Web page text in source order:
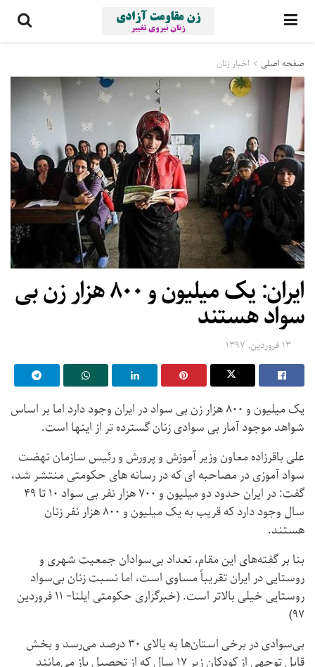
صفحه اصلی اخبار زنان
ایران: یک میلیون و ۸۰۰ هزار زن بی
سواد هستند
۱۳ فروردین, ۱۳۹۷
یک میلیون و ۸۰۰ هزار زن بی سواد در ایران وجود دارد اما بر اساس
شواهد موجود آمار بی سوادی زنان گسترده تر از اینها است.
علی باقرزاده معاون وزیر آموزش و پرورش و رئیس سازمان نهضت
سواد آموزی در مصاحبه ای که در رسانه های حکومتی منتشر شد،
گفت: در ایران حدود دو میلیون و ۷۰۰ هزار نفر بی سواد ۱۰ تا ۴۹
سال وجود دارد که قریب به یک میلیون و ۸۰۰ هزار نفر زنان
هستند.
بنا بر گفته‌های این مقام، تعداد بی‌سوادان جمعیت شهری و
روستایی در ایران تقریباً مساوی است، اما نسبت زنان بی‌سواد
روستایی خیلی بالاتر است. (خبرگزاری حکومتی ایلنا- ۱۱ فروردین
۹۷)
بی‌سوادی در برخی استان‌ها به بالای ۳۰ درصد می‌رسد و بخش
قابل توجهی از کودکان زیر ۱۷ سال که از تحصیل باز می‌مانند